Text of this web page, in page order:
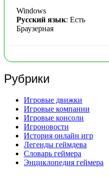
Windows
Русский язык: Есть
Браузерная
Рубрики
Игровые движки
Игровые компании
Игровые консоли
Игроновости
История онлайн игр
Легенды геймдева
Словарь геймера
Энциклопедия геймера